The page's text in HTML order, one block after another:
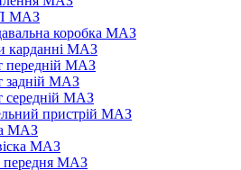
МАЗ
коробка МАЗ
карданні МАЗ
передній МАЗ
задній МАЗ
середній МАЗ
пристрій МАЗ
МАЗ
МАЗ
передня МАЗ